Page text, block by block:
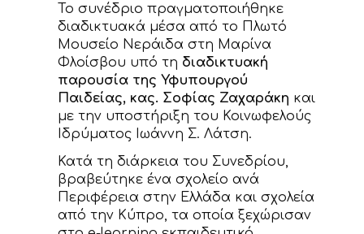
Το συνέδριο πραγματοποιήθηκε
διαδικτυακά μέσα από το Πλωτό
Μουσείο Νεράιδα στη Μαρίνα
Φλοίσβου υπό τη διαδικτυακή
παρουσία της Υφυπουργού
Παιδείας, κας. Σοφίας Ζαχαράκη και
με την υποστήριξη του Κοινωφελούς
Ιδρύματος Ιωάννη Σ. Λάτση.
Κατά τη διάρκεια του Συνεδρίου,
βραβεύτηκε ένα σχολείο ανά
Περιφέρεια στην Ελλάδα και σχολεία
από την Κύπρο, τα οποία ξεχώρισαν